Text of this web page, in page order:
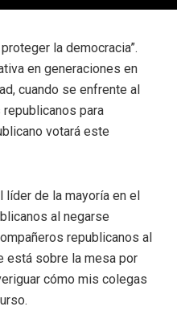
la democracia”.
en generaciones en
cuando se enfrente al
para
votará este
líder de la mayoría en el
al negarse
republicanos al
está sobre la mesa por
cómo mis colegas